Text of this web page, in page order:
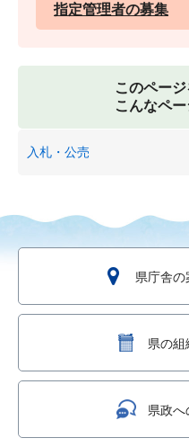
指定管理者の募集
このペー
こんなペ
入札・公売
県庁舎の
県の組
県政へ